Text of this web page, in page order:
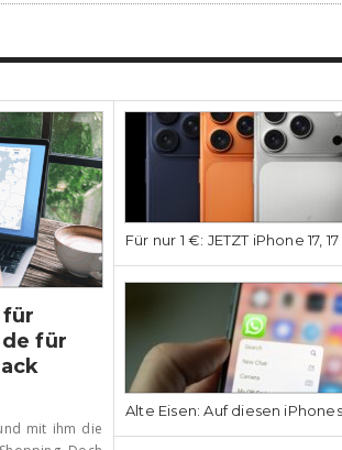
für
für
mit ihm die
Für nur 1 €: JETZT iPhone 17,
Alte Eisen: Auf diesen